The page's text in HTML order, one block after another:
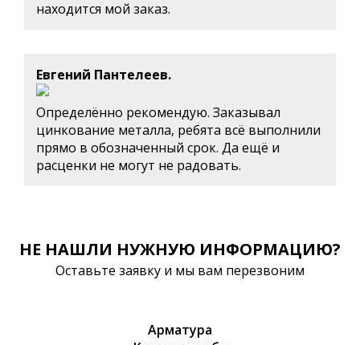
находится мой заказ.
Евгений Пантелеев.
Определённо рекомендую. Заказывал
цинкование металла, ребята всё выполнили
прямо в обозначенный срок. Да ещё и
расценки не могут не радовать.
НЕ НАШЛИ НУЖНУЮ ИНФОРМАЦИЮ?
Оставьте заявку и мы вам перезвоним
Арматура